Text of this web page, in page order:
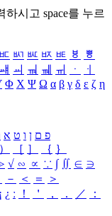
하시고 space를 누르
ㅳ ㅴ ㅵ ㅶ ㅷ ㅸ
ㅹ
ㆈ ㆉ ㆊ ㆋ ㆌ ㆍ
ㆎ
Φ Χ Ψ Ω α β γ δ ε ζ η
פ ם ן ו ט א
） ［ ］ ｛ ｝
√ ∽ ∝ ∵ ∫ ∬ ∈ ∋
－ ＜ ＝
＞
¡ ¿ ː ！ ＇ ， ． ／
：